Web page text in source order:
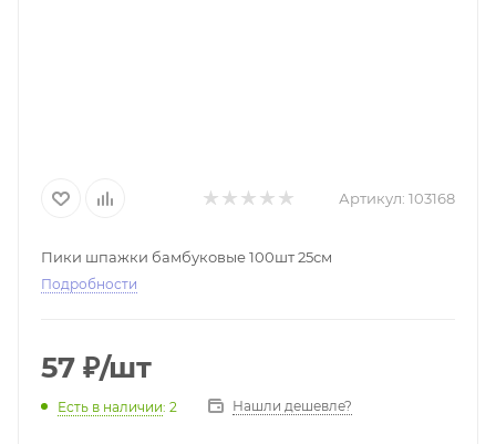
Артикул: 103168
Пики шпажки бамбуковые 100шт 25см
Подробности
57 ₽/шт
Есть в наличии: 2 Нашли дешевле?